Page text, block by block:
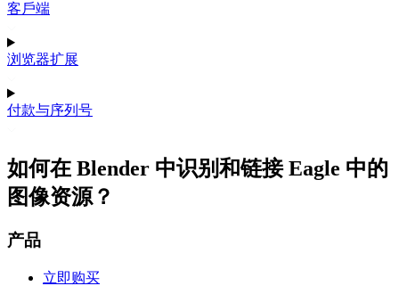
客戶端
浏览器扩展
付款与序列号
如何在 Blender 中识别和链接 Eagle 中的
图像资源？
产品
立即购买